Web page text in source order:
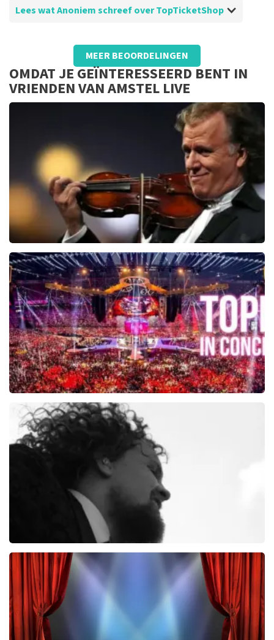
Lees wat Anoniem schreef over TopTicketShop
Beoordeling van Anoniem overTopTicketShop
Goed
MEER BEOORDELINGEN
OMDAT JE GEÏNTERESSEERD BENT IN
VRIENDEN VAN AMSTEL LIVE
Andre Rieu
5606+reviews
BEKIJKEN
Toppers In Concert
reviews
Di-rect
289+ reviews
BEKIJKEN